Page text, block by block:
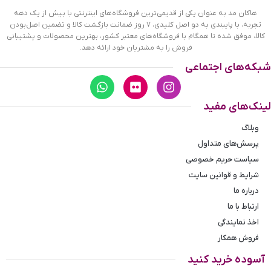
ساعت هابلوت مردانه بند رابر قهوه ای صفحه مشکی
کرنوگراف 888/110
بهترین قیمت ساعت هابلوت مردانه بند
رابر قهوه‌ای
هاکان مد به عنوان یکی از قدیمی‌ترین فروشگاه‌های اینترنتی با بیش از یک دهه
تجربه، با پایبندی به دو اصل کلیدی، ۷ روز ضمانت بازگشت کالا و تضمین اصل‌بودن
کالا، موفق شده تا همگام با فروشگاه‌های معتبر کشور، بهترین محصولات و پشتیبانی
فروش را به مشتریان خود ارائه دهد.
شبکه‌های اجتماعی
لینک‌های مفید
وبلاگ
پرسش‌های متداول
سیاست حریم خصوصی
شرایط و قوانین سایت
درباره ما
ارتباط با ما
اخذ نمایندگی
فروش همکار
آسوده خرید کنید